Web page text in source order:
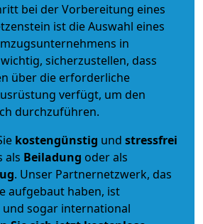
bei der Vorbereitung eines
ist die Auswahl eines
in
sicherzustellen, dass
über die erforderliche
verfügt, um den
durchzuführen.
kostengünstig und stressfrei
als Beiladung oder als
. Unser Partnernetzwerk, das
aufgebaut haben, ist
sogar international